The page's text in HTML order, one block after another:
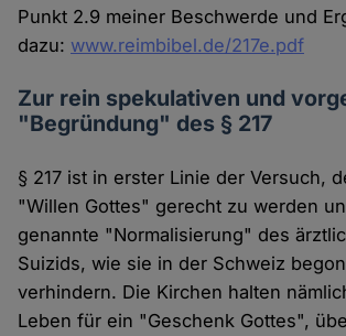
Punkt 2.9 meiner Beschwerde und
dazu: www.reimbibel.de/217e.pdf
Zur rein spekulativen und
"Begründung" des § 217
§ 217 ist in erster Linie der Versuch,
"Willen Gottes" gerecht zu werden
genannte "Normalisierung" des
Suizids, wie sie in der Schweiz
verhindern. Die Kirchen halten
Leben für ein "Geschenk Gottes",